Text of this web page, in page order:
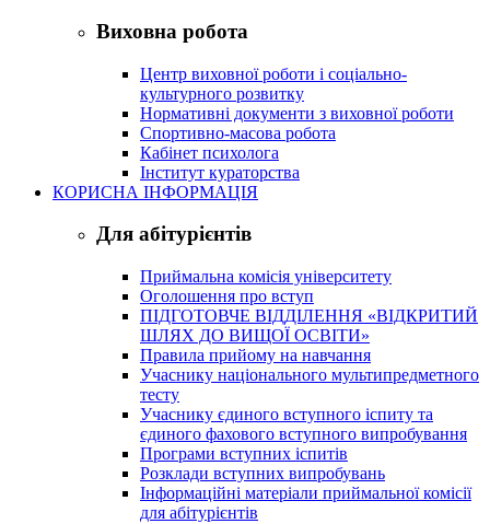
Виховна робота
Центр виховної роботи і соціально-
культурного розвитку
Нормативні документи з виховної роботи
Спортивно-масова робота
Кабінет психолога
Інститут кураторства
КОРИСНА ІНФОРМАЦІЯ
Для абітурієнтів
Приймальна комісія університету
Оголошення про вступ
ПІДГОТОВЧЕ ВІДДІЛЕННЯ «ВІДКРИТИЙ
ШЛЯХ ДО ВИЩОЇ ОСВІТИ»
Правила прийому на навчання
Учаснику національного мультипредметного
тесту
Учаснику єдиного вступного іспиту та
єдиного фахового вступного випробування
Програми вступних іспитів
Розклади вступних випробувань
Інформаційні матеріали приймальної комісії
для абітурієнтів